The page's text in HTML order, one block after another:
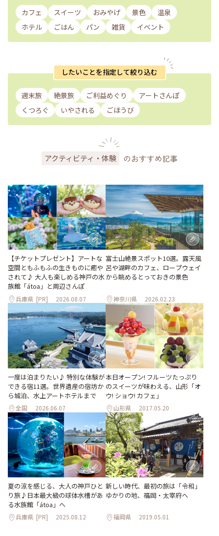
カフェ スイーツ おみやげ 景色
温泉
ホテル
ごはん パン 雑貨 イベント
したいことを指定して絞り込む
週末旅 絶景旅 ご利益めぐり
アートさんぽ
くつろぐ
いやされる ごほうび
アクティビティ・体験 のおすすめ記事
【チケットプレゼント】アートな
空間ともふもふの生きものに癒や
されて♪ 大人も楽しめる神戸の水
族館「átoa」と周辺さんぽ
兵庫県 [PR] 2026.08.07
富士山絶景スポット10選。露天風
呂や湖畔のカフェ、ロープウェイ
から眺めるとっておきの景色
神奈川県 2026.02.23
一度は泊まりたい♪ 特別な体験が
できる宿11選。世界遺産の宿坊か
ら城泊、水上アートホテルまで
全国 2026.06.07
本日オープン! フルーツたっぷり
のスイーツが味わえる、山形「オ
ウ! ショウ! カフェ」
山形県 2017.05.20
夏の涼を感じる、大人の神戸ひと
り旅♪日本最大級の球体水槽があ
る水族館「átoa」へ
兵庫県 [PR] 2025.08.12
新しい時代、最初の旅は「令和」
ゆかりの地、福岡・太宰府へ
福岡県 2019.05.01